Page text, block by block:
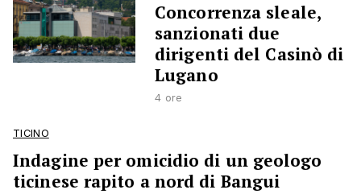
Concorrenza sleale,
sanzionati due
dirigenti del Casinò di
Lugano
4 ore
TICINO
Indagine per omicidio di un geologo
ticinese rapito a nord di Bangui